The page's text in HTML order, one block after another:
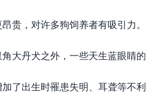
贵，对许多狗饲养者有吸引力。
大丹犬之外，一些天生蓝眼睛的
了出生时罹患失明、耳聋等不利